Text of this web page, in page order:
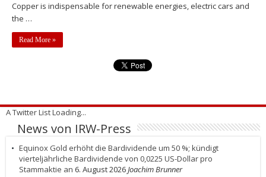
Copper is indispensable for renewable energies, electric cars and
the …
Read More »
A Twitter List Loading...
News von IRW-Press
Equinox Gold erhöht die Bardividende um 50 %; kündigt
vierteljährliche Bardividende von 0,0225 US-Dollar pro
Stammaktie an 6. August 2026Joachim Brunner